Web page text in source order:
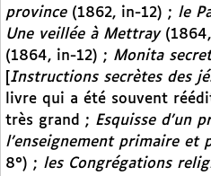
province(1862, in-12) ; le
Une veillée à Mettray
(1864, in-12) ; Monita
Instructions secrètes des
livre qui a été souvent
très grand ; Esquisse d’un
l’enseignement primaire et
8°) ; les Congrégations